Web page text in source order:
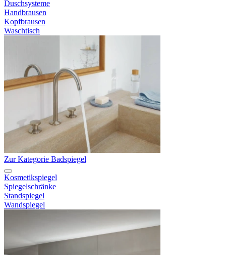
Duschsysteme
Handbrausen
Kopfbrausen
Waschtisch
Zur Kategorie Badspiegel
Kosmetikspiegel
Spiegelschränke
Standspiegel
Wandspiegel